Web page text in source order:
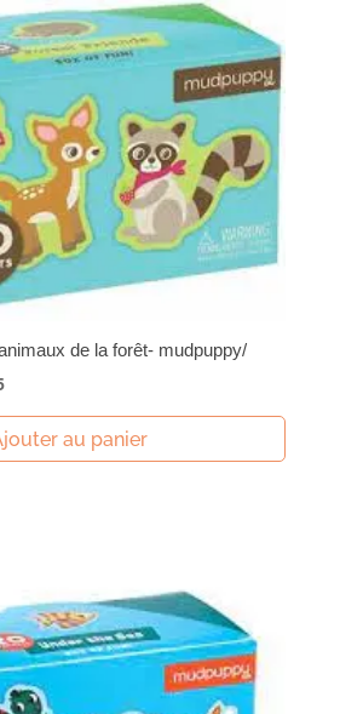
de la forêt- mudpuppy/
Le
actuel
est :
au panier